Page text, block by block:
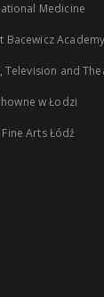
Medicine
Bacewicz
Television and
w Łodzi
Arts Łódź